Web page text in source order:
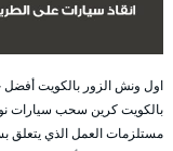
بالكويت كرين سحب سيارات
مستلزمات العمل الذي يتعلق